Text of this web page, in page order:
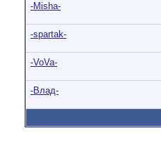
-Misha-
-spartak-
-VoVa-
-Влад-